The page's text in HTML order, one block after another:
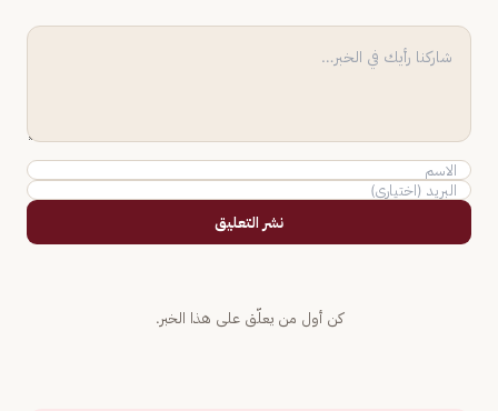
نشر التعليق
كن أول من يعلّق على هذا الخبر.